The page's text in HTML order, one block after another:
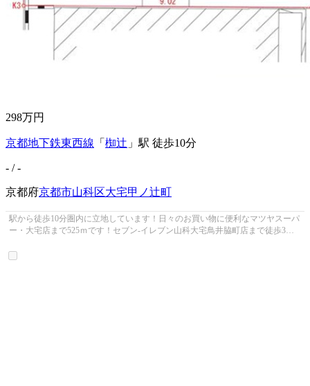
298万円
京都地下鉄東西線 「 椥辻 」駅 徒歩10分
- / -
京都府京都市山科区大宅甲ノ辻町
駅から徒歩10分圏内に立地しています！日々のお買い物に便利なマツヤスーパ
ー・大宅店まで525ｍです！セブン-イレブン山科大宅鳥井脇町店まで徒歩3分